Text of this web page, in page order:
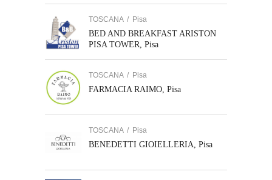
TOSCANA / Pisa
BED AND BREAKFAST ARISTON
PISA TOWER, Pisa
TOSCANA / Pisa
FARMACIA RAIMO, Pisa
TOSCANA / Pisa
BENEDETTI GIOIELLERIA, Pisa